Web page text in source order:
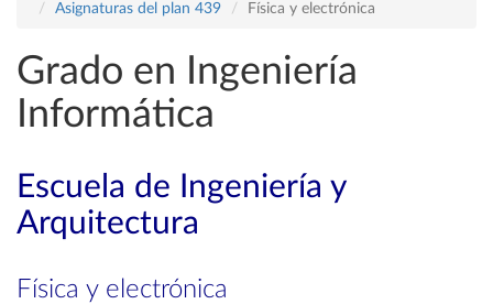
Asignaturas del plan 439
Física y electrónica
Grado en Ingeniería
Informática
Escuela de Ingeniería y
Arquitectura
Física y electrónica